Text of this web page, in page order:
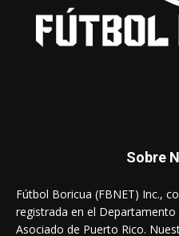
Sobre
Fútbol Boricua (FBNET) Inc.,
registrada en el
Asociado de Puerto Rico.